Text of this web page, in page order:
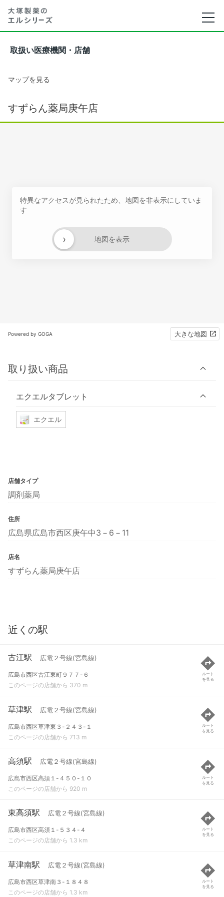
取扱い医療機関・店舗
マップを見る
すずらん薬局庚午店
特異なアクセスが見られたため、地図を非表示にしていま
す
地図を表示
›
Powered by GOGA 大きな地図
取り扱い商品
エクエルタブレット
エクエル
店舗タイプ
調剤薬局
住所
広島県広島市西区庚午中3－6－11
店名
すずらん薬局庚午店
近くの駅
古江駅 広電２号線(宮島線)
広島市西区古江東町９７７-６
このページの店舗から 370 m
ルート
を見る
草津駅 広電２号線(宮島線)
広島市西区草津東３-２４３-１
このページの店舗から 713 m
ルート
を見る
高須駅 広電２号線(宮島線)
広島市西区高須１-４５０-１０
このページの店舗から 920 m
ルート
を見る
東高須駅 広電２号線(宮島線)
広島市西区高須１-５３４-４
このページの店舗から 1.3 km
ルート
を見る
草津南駅 広電２号線(宮島線)
広島市西区草津南３-１８４８
このページの店舗から 1.3 km
ルート
を見る